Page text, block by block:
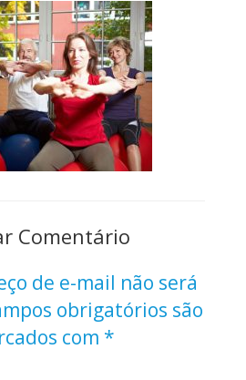
Comentário
de e-mail não será
obrigatórios são
com *